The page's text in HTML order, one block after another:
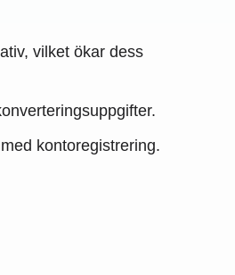
vilket ökar dess
kontoregistrering.